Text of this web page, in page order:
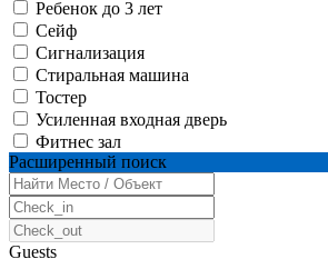
Ребенок до 3 лет
Сейф
Сигнализация
Стиральная машина
Тостер
Усиленная входная дверь
Фитнес зал
Расширенный поиск
Guests